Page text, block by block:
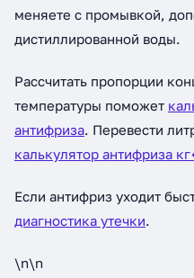
меняете с промывкой,
дистиллированной воды.
Рассчитать пропорции
температуры поможет
антифриза. Перевести
калькулятор антифриза
Если антифриз уходит
диагностика утечки.
\n\n